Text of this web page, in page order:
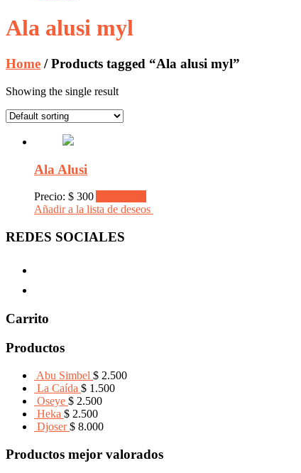
Ala alusi myl
Home / Products tagged “Ala alusi myl”
Showing the single result
Ala Alusi
Precio: $ 300
Añadir a la lista de deseos
REDES SOCIALES
Carrito
Productos
Abu Simbel $ 2.500
La Caída $ 1.500
Oseye $ 2.500
Heka $ 2.500
Djoser $ 8.000
Productos mejor valorados